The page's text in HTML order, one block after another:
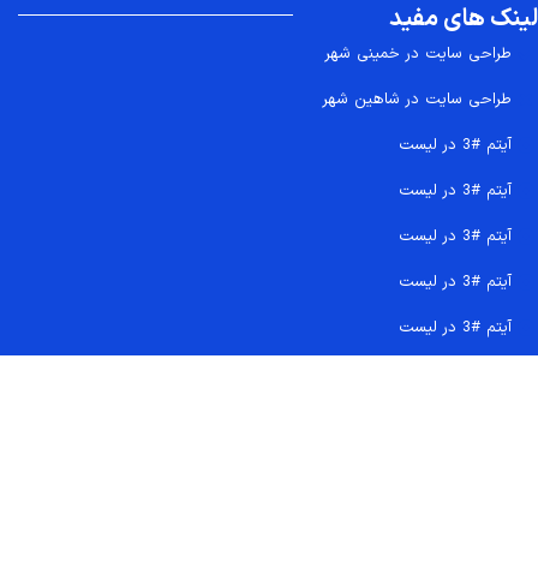
لینک های مفید
طراحی سایت در خمینی شهر
طراحی سایت در شاهین شهر
آیتم #3 در لیست
آیتم #3 در لیست
آیتم #3 در لیست
آیتم #3 در لیست
آیتم #3 در لیست